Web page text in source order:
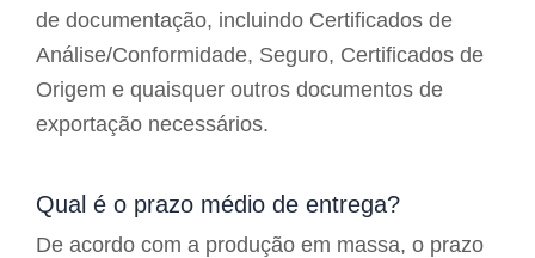
de documentação, incluindo Certificados de
Análise/Conformidade, Seguro, Certificados de
Origem e quaisquer outros documentos de
exportação necessários.
Qual é o prazo médio de entrega?
De acordo com a produção em massa, o prazo